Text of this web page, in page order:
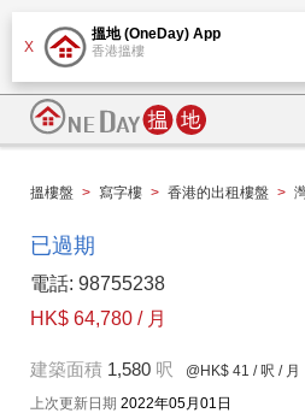
X
搵地 (OneDay) App
香港搵樓
搵樓盤 > 寫字樓 > 香港的出租樓盤 >
已過期
電話: 98755238
HK$ 64,780 / 月
建築面積 1,580 呎 @HK$ 41 / 呎 / 月
上次更新日期 2022年05月01日